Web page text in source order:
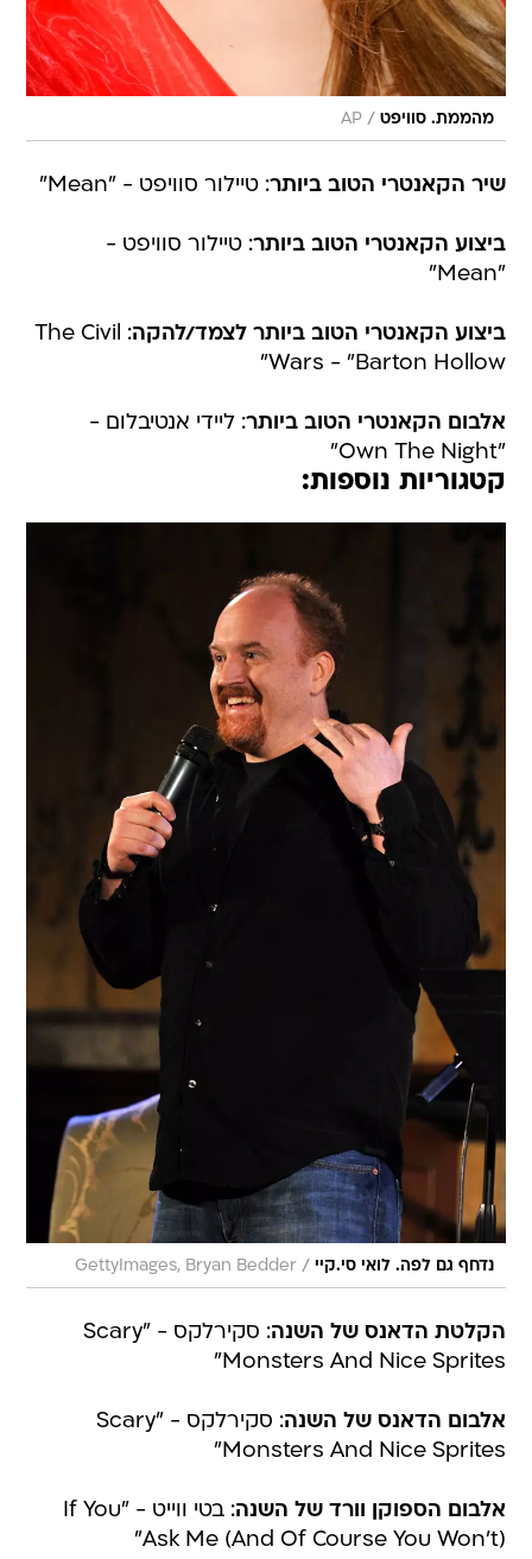
מהממת. סוויפט /
AP
שיר הקאנטרי הטוב ביותר: טיילור סוויפט - "Mean"
ביצוע הקאנטרי הטוב ביותר: טיילור סוויפט -
"Mean"
ביצוע הקאנטרי הטוב ביותר לצמד/להקה : The Civil
Wars - "Barton Hollow"
אלבום הקאנטרי הטוב ביותר: ליידי אנטיבלום -
"Own The Night"
קטגוריות נוספות:
נדחף גם לפה. לואי סי.קיי /
GettyImages, Bryan Bedder
הקלטת הדאנס של השנה
: סקירלקס - "Scary
Monsters And Nice Sprites"
אלבום הדאנס של השנה
: סקירלקס - "Scary
Monsters And Nice Sprites"
אלבום הספוקן וורד של השנה
: בטי ווייט - "If You
Ask Me (And Of Course You Won't)"